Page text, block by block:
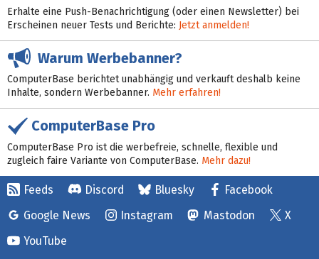
Erhalte eine Push-Benachrichtigung (oder einen Newsletter) bei
Erscheinen neuer Tests und Berichte: Jetzt anmelden!
Warum Werbebanner?
ComputerBase berichtet unabhängig und verkauft deshalb keine
Inhalte, sondern Werbebanner. Mehr erfahren!
ComputerBase Pro
ComputerBase Pro ist die werbefreie, schnelle, flexible und
zugleich faire Variante von ComputerBase. Mehr dazu!
Feeds Discord Bluesky
Facebook
Google News
Instagram Mastodon
X
YouTube